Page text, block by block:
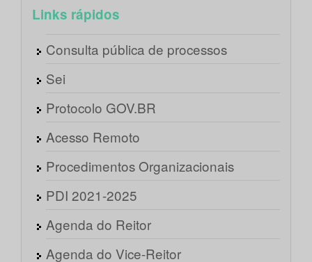
Links rápidos
Consulta pública de processos
Sei
Protocolo GOV.BR
Acesso Remoto
Procedimentos Organizacionais
PDI 2021-2025
Agenda do Reitor
Agenda do Vice-Reitor